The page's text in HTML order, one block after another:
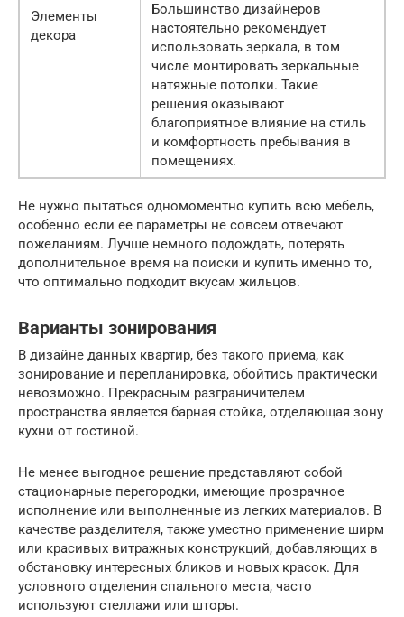
Элементы
декора
Большинство дизайнеров
настоятельно рекомендует
использовать зеркала, в том
числе монтировать зеркальные
натяжные потолки. Такие
решения оказывают
благоприятное влияние на стиль
и комфортность пребывания в
помещениях.
Не нужно пытаться одномоментно купить всю мебель,
особенно если ее параметры не совсем отвечают
пожеланиям. Лучше немного подождать, потерять
дополнительное время на поиски и купить именно то,
что оптимально подходит вкусам жильцов.
Варианты зонирования
В дизайне данных квартир, без такого приема, как
зонирование и перепланировка, обойтись практически
невозможно. Прекрасным разграничителем
пространства является барная стойка, отделяющая зону
кухни от гостиной.
Не менее выгодное решение представляют собой
стационарные перегородки, имеющие прозрачное
исполнение или выполненные из легких материалов. В
качестве разделителя, также уместно применение ширм
или красивых витражных конструкций, добавляющих в
обстановку интересных бликов и новых красок. Для
условного отделения спального места, часто
используют стеллажи или шторы.